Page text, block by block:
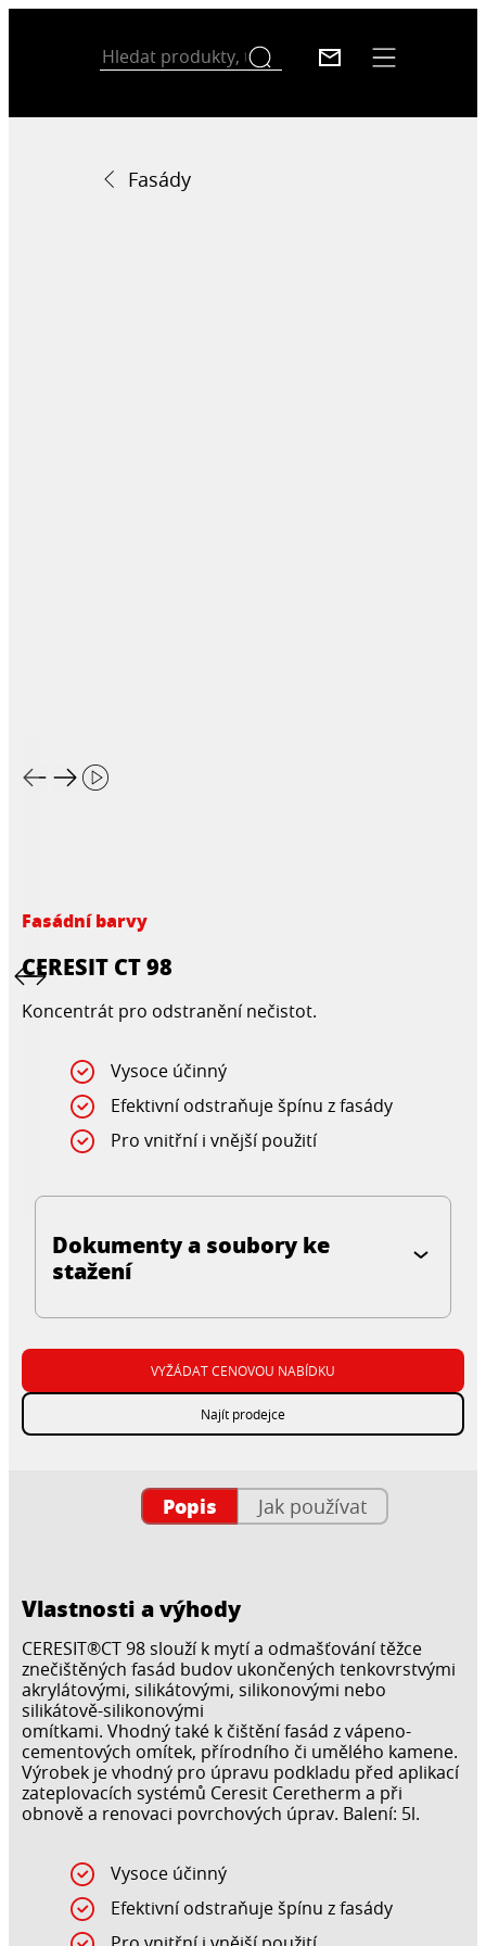
Fasády
Fasádní barvy
CERESIT CT 98
Koncentrát pro odstranění nečistot.
Vysoce účinný
Efektivní odstraňuje špínu z fasády
Pro vnitřní i vnější použití
Dokumenty a soubory ke
stažení
VYŽÁDAT CENOVOU NABÍDKU
Najít prodejce
Popis Jak používat
Vlastnosti a výhody
CERESIT®CT 98 slouží k mytí a odmašťování těžce
znečištěných fasád budov ukončených tenkovrstvými
akrylátovými, silikátovými, silikonovými nebo
silikátově-silikonovými
omítkami. Vhodný také k čištění fasád z vápeno-
cementových omítek, přírodního či umělého kamene.
Výrobek je vhodný pro úpravu podkladu před aplikací
zateplovacích systémů Ceresit Ceretherm a při
obnově a renovaci povrchových úprav. Balení: 5l.
Vysoce účinný
Efektivní odstraňuje špínu z fasády